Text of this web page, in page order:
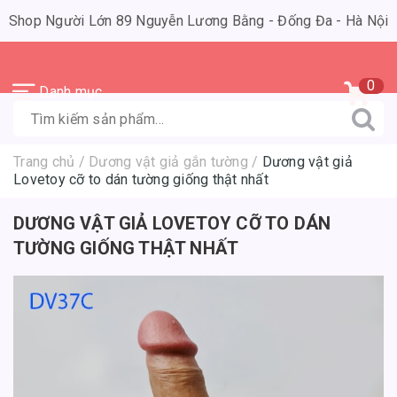
Shop Người Lớn 89 Nguyễn Lương Bằng - Đống Đa - Hà Nội
Danh mục 0
Trang chủ / Dương vật giả gắn tường / Dương vật giả
Lovetoy cỡ to dán tường giống thật nhất
DƯƠNG VẬT GIẢ LOVETOY CỠ TO DÁN
TƯỜNG GIỐNG THẬT NHẤT